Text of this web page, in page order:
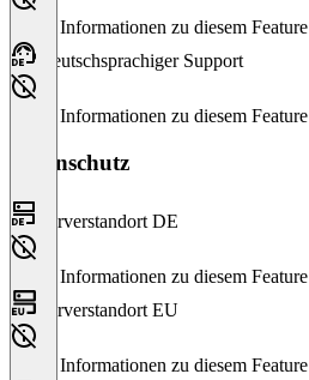
Keine Informationen zu diesem Feature
Deutschsprachiger Support
Keine Informationen zu diesem Feature
Datenschutz
Serverstandort DE
Keine Informationen zu diesem Feature
Serverstandort EU
Keine Informationen zu diesem Feature